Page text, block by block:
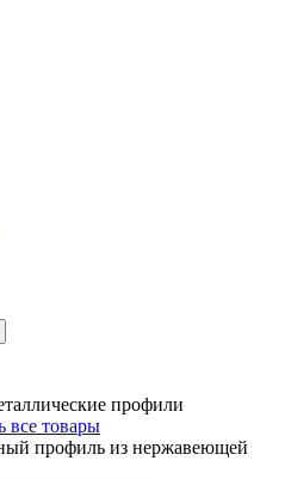
профили
все товары
профиль из нержавеющей